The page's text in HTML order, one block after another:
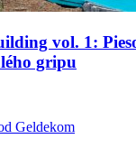
vol. 1:
gripu